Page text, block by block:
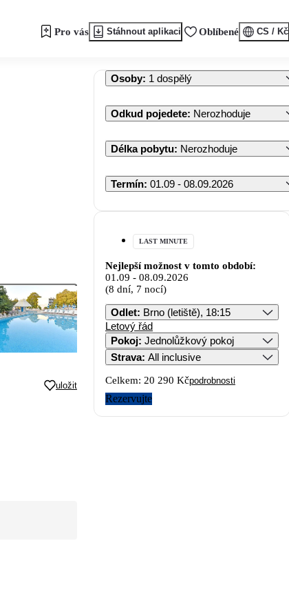
Pro vás Stáhnout aplikaci Oblíbené CS / Kč
uložit
Osoby: 1 dospělý
Odkud pojedete: Nerozhoduje
Délka pobytu: Nerozhoduje
Termín: 01.09 - 08.09.2026
LAST MINUTE
Nejlepší možnost v tomto období:
01.09 - 08.09.2026
(8 dní, 7 nocí)
Odlet: Brno (letiště), 18:15
Letový řád
Pokoj: Jednolůžkový pokoj
Strava: All inclusive
Celkem: 20 290 Kčpodrobnosti
Rezervujte